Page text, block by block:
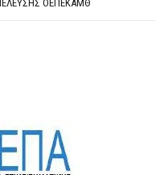
ΟΕΠΕΚΑΜΘ